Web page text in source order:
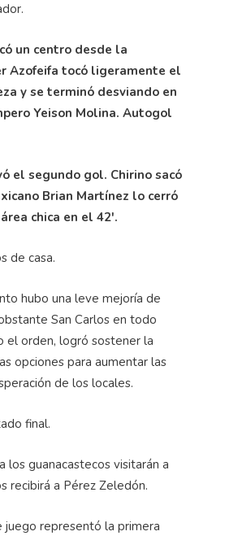
un centro desde la
Azofeifa tocó ligeramente el
y se terminó desviando en
Yeison Molina. Autogol
el segundo gol. Chirino sacó
Brian Martínez lo cerró
chica en el 42'.
de casa.
hubo una leve mejoría de
San Carlos en todo
el orden, logró sostener la
opciones para aumentar las
de los locales.
final.
los guanacastecos visitarán a
recibirá a Pérez Zeledón.
juego representó la primera